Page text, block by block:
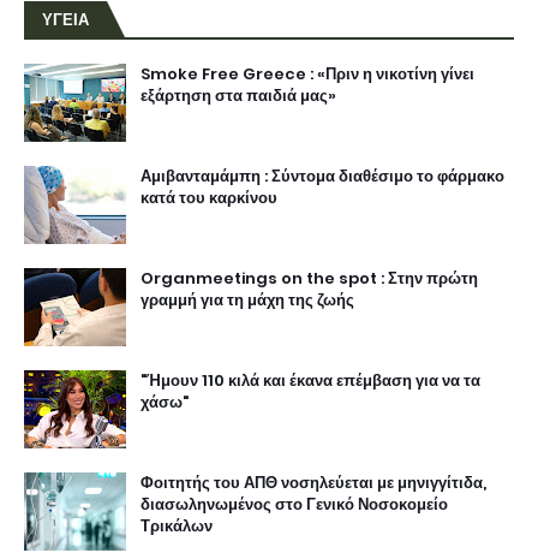
ΥΓΕΙΑ
Smoke Free Greece : «Πριν η νικοτίνη γίνει
εξάρτηση στα παιδιά μας»
Αμιβανταμάμπη : Σύντομα διαθέσιμο το φάρμακο
κατά του καρκίνου
Organmeetings on the spot : Στην πρώτη
γραμμή για τη μάχη της ζωής
"Ήμουν 110 κιλά και έκανα επέμβαση για να τα
χάσω"
Φοιτητής του ΑΠΘ νοσηλεύεται με μηνιγγίτιδα,
διασωληνωμένος στο Γενικό Νοσοκομείο
Τρικάλων